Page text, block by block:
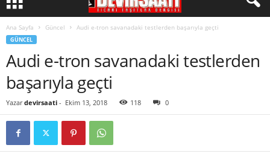
Ana Sayfa Güncel Audi e-tron savanadaki testlerden başarıyla geçti
GÜNCEL
Audi e-tron savanadaki testlerden
başarıyla geçti
Yazar devirsaati - Ekim 13, 2018 118 0